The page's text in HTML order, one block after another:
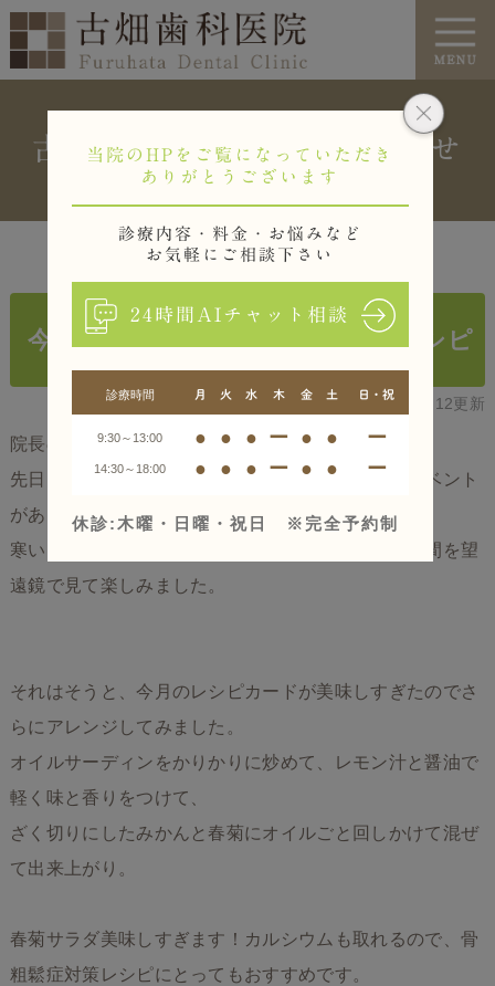
当院のHPをご覧になっていただき
ありがとうございます
診療内容・料金・お悩みなど
お気軽にご相談下さい
24時間AIチャット相談
診療時間 月 火 水 木 金 土 日・祝
9:30～13:00 ● ● ● ー ● ● ー
14:30～18:00 ● ● ● ー ● ● ー
休診:木曜・日曜・祝日 ※完全予約制
古畑歯科医院からのお知らせ
今月のレシピカード アレンジレシピ
2024.12.12更新
院長の古畑です。
先日は月に土星が隠れる「土星食」という天体のイベント
がありました。
寒い日だったのですが頑張って土星が月に隠れる瞬間を望
遠鏡で見て楽しみました。
それはそうと、今月のレシピカードが美味しすぎたのでさ
らにアレンジしてみました。
オイルサーディンをかりかりに炒めて、レモン汁と醤油で
軽く味と香りをつけて、
ざく切りにしたみかんと春菊にオイルごと回しかけて混ぜ
て出来上がり。
春菊サラダ美味しすぎます！カルシウムも取れるので、骨
粗鬆症対策レシピにとってもおすすめです。